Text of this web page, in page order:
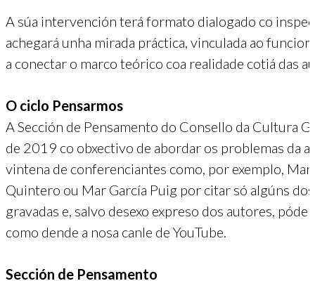
A súa intervención terá formato dialogado co
achegará unha mirada práctica, vinculada ao
a conectar o marco teórico coa realidade cotiá das
O ciclo Pensarmos
A Sección de Pensamento do Consello da Cultura
de 2019 co obxectivo de abordar os problemas da
vintena de conferenciantes como, por exemplo,
Quintero ou Mar García Puig por citar só algúns
gravadas e, salvo desexo expreso dos autores,
como dende a nosa canle de YouTube.
Sección de Pensamento